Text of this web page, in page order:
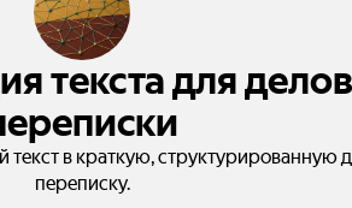
текста для
в краткую, структурированную
переписку.